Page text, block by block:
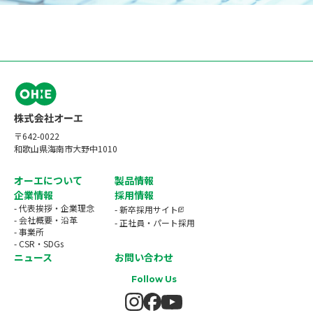
〒642-0022
和歌山県海南市大野中1010
オーエについて
製品情報
企業情報
- 代表挨拶・企業理念
- 会社概要・沿革
- 事業所
- CSR・SDGs
採用情報
- 新卒採用サイト
- 正社員・パート採用
ニュース お問い合わせ
Follow Us